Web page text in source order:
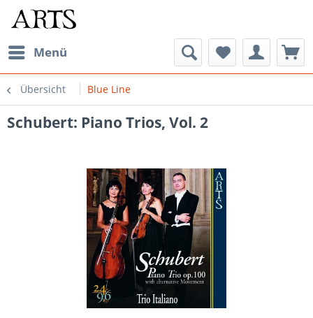
Menü
Übersicht Blue Line
Schubert: Piano Trios, Vol. 2